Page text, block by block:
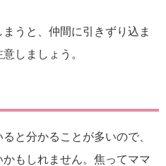
うと、仲間に引きずり込ま
しましょう。
と分かることが多いので、
もしれません。焦ってママ